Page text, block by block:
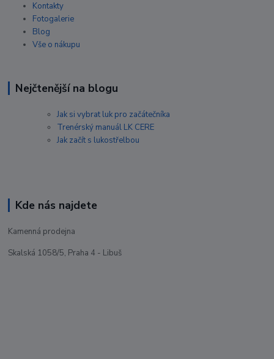
Kontakty
Fotogalerie
Blog
Vše o nákupu
Nejčtenější na blogu
Jak si vybrat luk pro začátečníka
Trenérský manuál LK CERE
Jak začít s lukostřelbou
Kde nás najdete
Kamenná prodejna
Skalská 1058/5, Praha 4 - Libuš